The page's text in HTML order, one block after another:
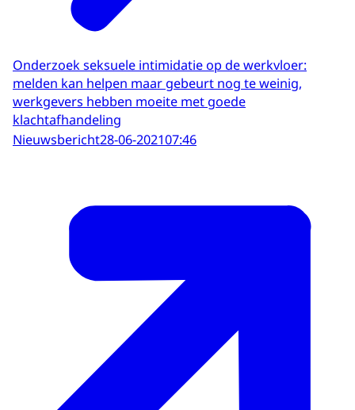
Onderzoek seksuele intimidatie op de werkvloer:
melden kan helpen maar gebeurt nog te weinig,
werkgevers hebben moeite met goede
klachtafhandeling
Nieuwsbericht28-06-202107:46